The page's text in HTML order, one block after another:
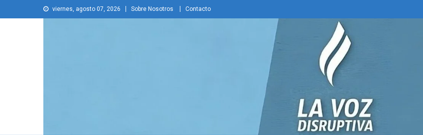
to
viernes, agosto 07, 2026 Sobre Nosotros Contacto